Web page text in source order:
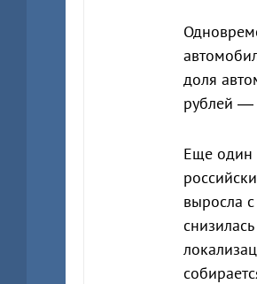
доля
рублей —
Еще один
выросла